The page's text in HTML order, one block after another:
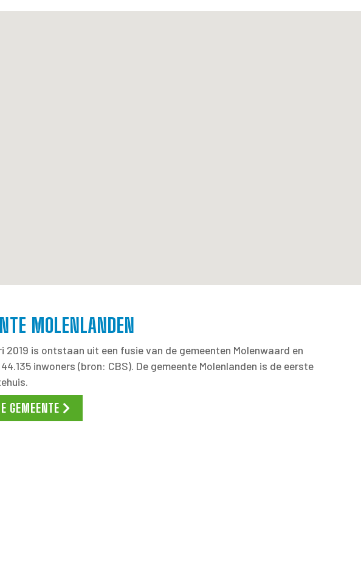
MOLENLANDEN
is ontstaan uit een fusie van de gemeenten Molenwaard en
inwoners (bron: CBS). De gemeente Molenlanden is de eerste
GEMEENTE